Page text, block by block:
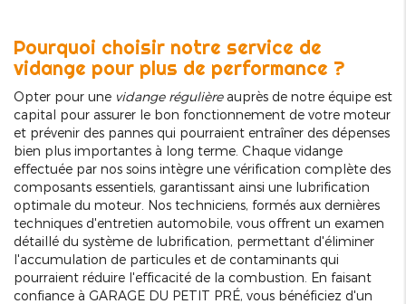
Pourquoi choisir notre service de
vidange pour plus de performance ?
Opter pour une vidange régulièreauprès de notre équipe est
capital pour assurer le bon fonctionnement de votre moteur
et prévenir des pannes qui pourraient entraîner des dépenses
bien plus importantes à long terme. Chaque vidange
effectuée par nos soins intègre une vérification complète des
composants essentiels, garantissant ainsi une lubrification
optimale du moteur. Nos techniciens, formés aux dernières
techniques d'entretien automobile, vous offrent un examen
détaillé du système de lubrification, permettant d'éliminer
l'accumulation de particules et de contaminants qui
pourraient réduire l'efficacité de la combustion. En faisant
confiance à GARAGE DU PETIT PRÉ, vous bénéficiez d'un